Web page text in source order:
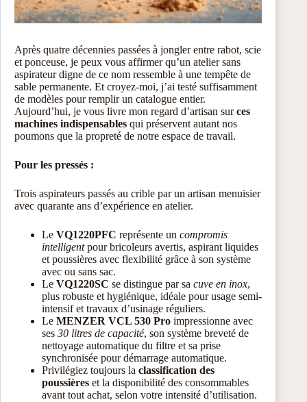
Après quatre décennies passées à jongler entre rabot, scie
et ponceuse, je peux vous affirmer qu’un atelier sans
aspirateur digne de ce nom ressemble à une tempête de
sable permanente. Et croyez-moi, j’ai testé suffisamment
de modèles pour remplir un catalogue entier.
Aujourd’hui, je vous livre mon regard d’artisan surces
machines indispensables qui préservent autant nos
poumons que la propreté de notre espace de travail.
Pour les pressés :
Trois aspirateurs passés au crible par un artisan menuisier
avec quarante ans d’expérience en atelier.
Le VQ1220PFC représente un compromis
intelligentpour bricoleurs avertis, aspirant liquides
et poussières avec flexibilité grâce à son système
avec ou sans sac.
Le VQ1220SC se distingue par sa cuve en inox,
plus robuste et hygiénique, idéale pour usage semi-
intensif et travaux d’usinage réguliers.
Le MENZER VCL 530 Pro impressionne avec
ses 30 litres de capacité, son système breveté de
nettoyage automatique du filtre et sa prise
synchronisée pour démarrage automatique.
Privilégiez toujours la classification des
poussières et la disponibilité des consommables
avant tout achat, selon votre intensité d’utilisation.